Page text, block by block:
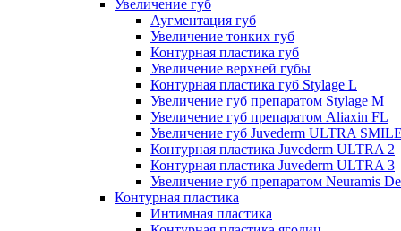
Увеличение губ
Аугментация губ
Увеличение тонких губ
Контурная пластика губ
Увеличение верхней губы
Контурная пластика губ Stylage L
Увеличение губ препаратом Stylage M
Увеличение губ препаратом Aliaxin FL
Увеличение губ Juvederm ULTRA
Контурная пластика Juvederm ULTRA 2
Контурная пластика Juvederm ULTRA 3
Увеличение губ препаратом Neuramis
Контурная пластика
Интимная пластика